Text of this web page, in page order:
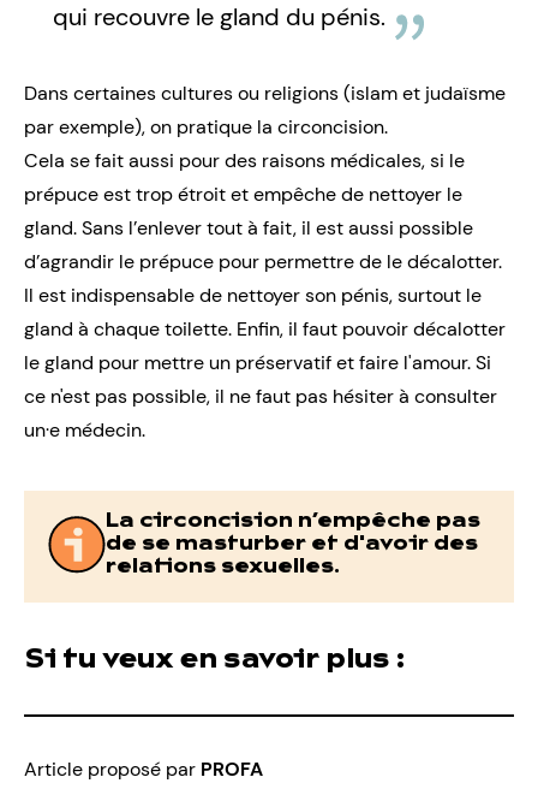
qui recouvre le gland du pénis.
Dans certaines cultures ou religions (islamet judaïsme
par exemple), on pratique la circoncision.
Cela se fait aussi pour des raisons médicales, si le
prépuce est trop étroit et empêche de nettoyer le
gland. Sans l’enlever tout à fait, il est aussi possible
d’agrandir le prépuce pour permettre de le décalotter.
Il est indispensable de nettoyer son pénis, surtout le
gland à chaque toilette. Enfin, il faut pouvoir décalotter
le gland pour mettre un préservatif et faire l'amour. Si
ce n'est pas possible, il ne faut pas hésiter à consulter
un·e médecin.
La circoncision n’empêche pas
de se masturber et d'avoir des
relations sexuelles.
Si tu veux en savoir plus :
Article proposé par PROFA